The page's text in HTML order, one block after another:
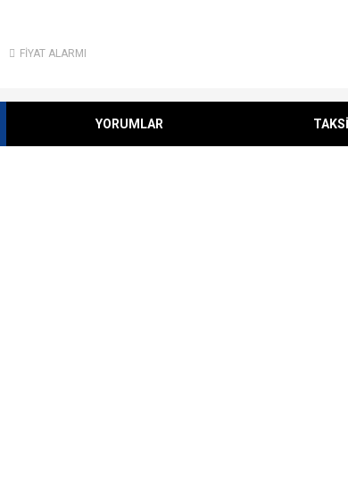
FİYAT ALARMI
YORUMLAR